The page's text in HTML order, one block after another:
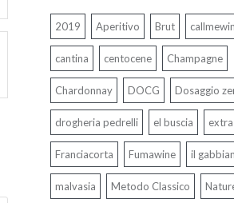
2019 Aperitivo Brut
cantina centocene Champagne
Chardonnay DOCG Dosaggio
drogheria pedrelli el buscia
Franciacorta Fumawine il
malvasia Metodo Classico